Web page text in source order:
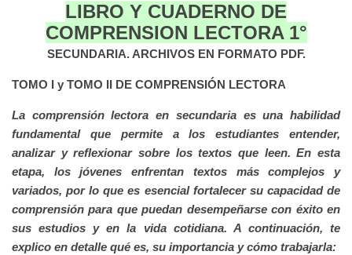
LIBRO Y CUADERNO DE
COMPRENSION LECTORA 1°
SECUNDARIA. ARCHIVOS EN FORMATO PDF.
TOMO I y TOMO II DE COMPRENSIÓN LECTORA
La comprensión lectora en secundaria es una habilidad
fundamental que permite a los estudiantes entender,
analizar y reflexionar sobre los textos que leen. En esta
etapa, los jóvenes enfrentan textos más complejos y
variados, por lo que es esencial fortalecer su capacidad de
comprensión para que puedan desempeñarse con éxito en
sus estudios y en la vida cotidiana. A continuación, te
explico en detalle qué es, su importancia y cómo trabajarla: